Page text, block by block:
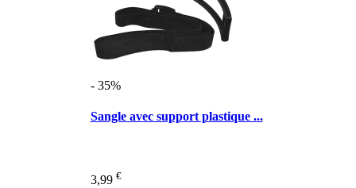
- 35%
Sangle avec support plastique ...
3,99 €